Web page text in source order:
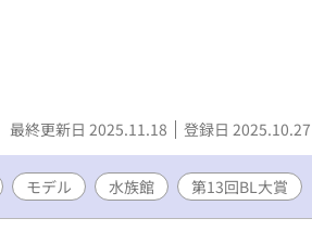
最終更新日 2025.11.18 登録日 2025.10.27
モデル 水族館 第13回BL大賞